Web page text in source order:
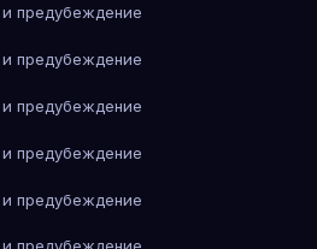
предубеждение
предубеждение
предубеждение
предубеждение
предубеждение